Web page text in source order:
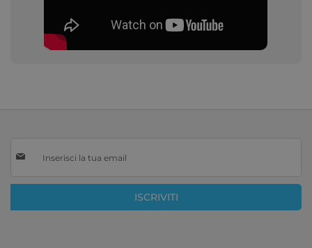
alla
Newsletter:
ISCRIVITI